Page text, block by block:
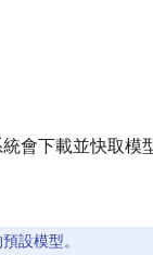
會下載並快取模
設模型。